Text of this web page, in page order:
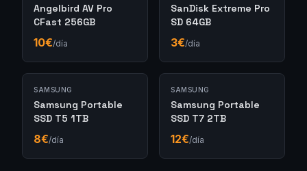
Angelbird AV Pro
CFast 256GB
10€/día
SanDisk Extreme Pro
SD 64GB
3€/día
SAMSUNG
Samsung Portable
SSD T5 1TB
8€/día
SAMSUNG
Samsung Portable
SSD T7 2TB
12€/día